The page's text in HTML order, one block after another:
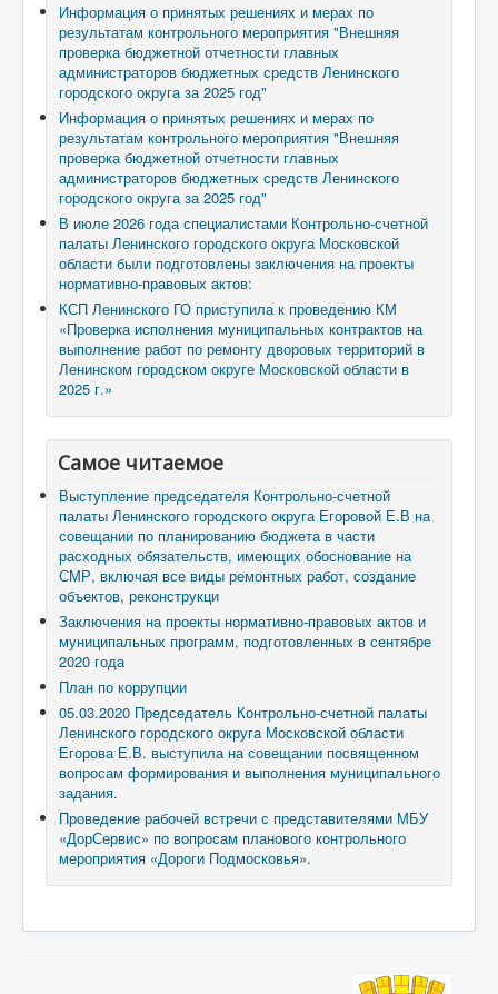
Информация о принятых решениях и мерах по
результатам контрольного мероприятия "Внешняя
проверка бюджетной отчетности главных
администраторов бюджетных средств Ленинского
городского округа за 2025 год"
Информация о принятых решениях и мерах по
результатам контрольного мероприятия "Внешняя
проверка бюджетной отчетности главных
администраторов бюджетных средств Ленинского
городского округа за 2025 год"
В июле 2026 года специалистами Контрольно-счетной
палаты Ленинского городского округа Московской
области были подготовлены заключения на проекты
нормативно-правовых актов:
КСП Ленинского ГО приступила к проведению КМ
«Проверка исполнения муниципальных контрактов на
выполнение работ по ремонту дворовых территорий в
Ленинском городском округе Московской области в
2025 г.»
Самое читаемое
Выступление председателя Контрольно-счетной
палаты Ленинского городского округа Егоровой Е.В на
совещании по планированию бюджета в части
расходных обязательств, имеющих обоснование на
СМР, включая все виды ремонтных работ, создание
объектов, реконструкци
Заключения на проекты нормативно-правовых актов и
муниципальных программ, подготовленных в сентябре
2020 года
План по коррупции
05.03.2020 Председатель Контрольно-счетной палаты
Ленинского городского округа Московской области
Егорова Е.В. выступила на совещании посвященном
вопросам формирования и выполнения муниципального
задания.
Проведение рабочей встречи с представителями МБУ
«ДорСервис» по вопросам планового контрольного
мероприятия «Дороги Подмосковья».